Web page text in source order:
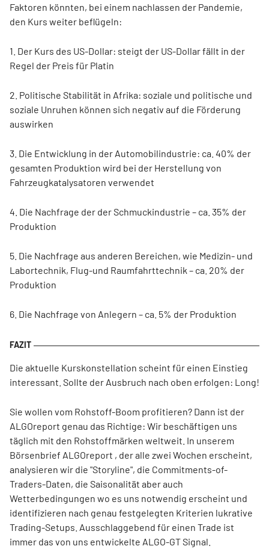
Faktoren könnten, bei einem nachlassen der Pandemie,
den Kurs weiter beflügeln:
1. Der Kurs des US-Dollar: steigt der US-Dollar fällt in der
Regel der Preis für Platin
2. Politische Stabilität in Afrika: soziale und politische und
soziale Unruhen können sich negativ auf die Förderung
auswirken
3. Die Entwicklung in der Automobilindustrie: ca. 40% der
gesamten Produktion wird bei der Herstellung von
Fahrzeugkatalysatoren verwendet
4. Die Nachfrage der der Schmuckindustrie – ca. 35% der
Produktion
5. Die Nachfrage aus anderen Bereichen, wie Medizin- und
Labortechnik, Flug-und Raumfahrttechnik – ca. 20% der
Produktion
6. Die Nachfrage von Anlegern – ca. 5% der Produktion
Die aktuelle Kurskonstellation scheint für einen Einstieg
interessant. Sollte der Ausbruch nach oben erfolgen: Long!
Sie wollen vom Rohstoff-Boom profitieren? Dann ist der
ALGOreport genau das Richtige: Wir beschäftigen uns
täglich mit den Rohstoffmärken weltweit. In unserem
Börsenbrief ALGOreport , der alle zwei Wochen erscheint,
analysieren wir die "Storyline", die Commitments-of-
Traders-Daten, die Saisonalität aber auch
Wetterbedingungen wo es uns notwendig erscheint und
identifizieren nach genau festgelegten Kriterien lukrative
Trading-Setups. Ausschlaggebend für einen Trade ist
immer das von uns entwickelte ALGO-GT Signal.